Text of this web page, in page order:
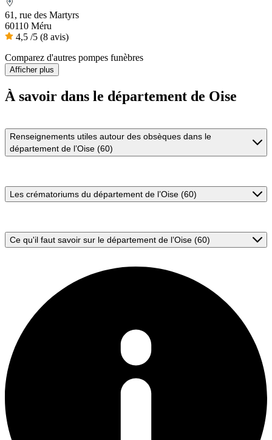
61, rue des Martyrs
60110 Méru
4,5 /5 (8 avis)
Comparez d'autres pompes funèbres
Afficher plus
À savoir dans le département de Oise
Renseignements utiles autour des obsèques dans le
département de l’Oise (60)
Les crématoriums du département de l’Oise (60)
Ce qu'il faut savoir sur le département de l’Oise (60)